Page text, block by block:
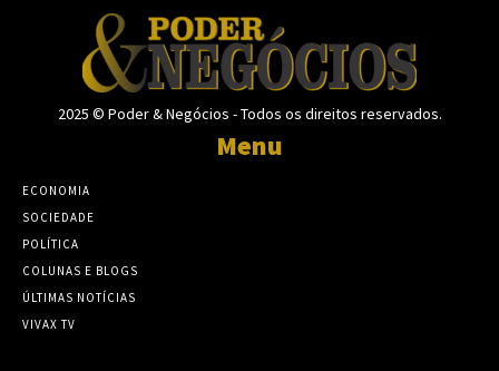
2025 © Poder & Negócios - Todos os direitos reservados.
Menu
ECONOMIA
SOCIEDADE
POLÍTICA
COLUNAS E BLOGS
ÚLTIMAS NOTÍCIAS
VIVAX TV